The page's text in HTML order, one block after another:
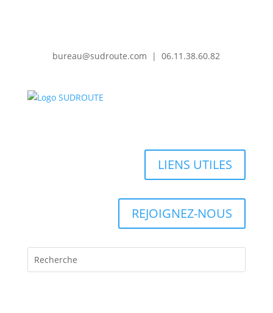
bureau@sudroute.com | 06.11.38.60.82
LIENS UTILES
REJOIGNEZ-NOUS